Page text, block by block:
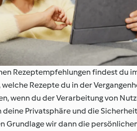
Rezeptempfehlungen findest du
Rezepte du in der
wenn du der Verarbeitung von
Privatsphäre und die
Grundlage wir dann die